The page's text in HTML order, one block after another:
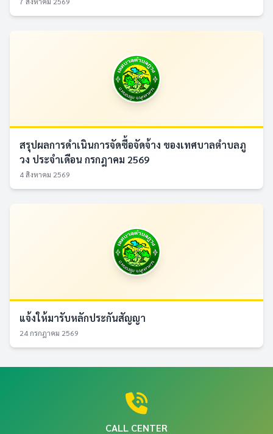
สรุปผลการดำเนินการจัดซื้อจัดจ้าง ของเทศบาลตำบลภู
วง ประจำเดือน กรกฎาคม 2569
4 สิงหาคม 2569
แจ้งให้มารับหลักประกันสัญญา
24 กรกฎาคม 2569
CALL CENTER